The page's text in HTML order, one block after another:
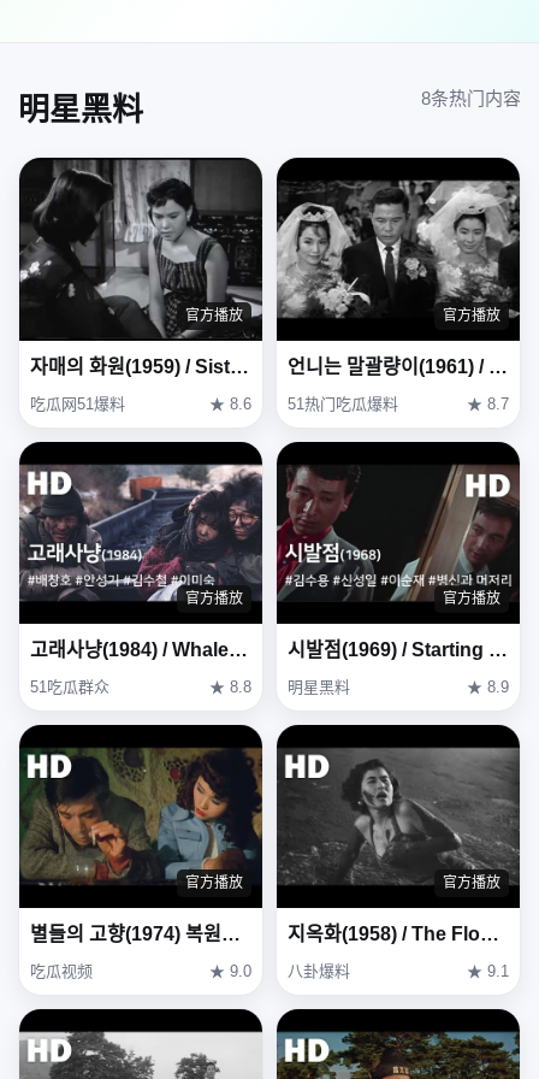
明星黑料 8条热门内容
官方播放
자매의 화원(1959) / Sisters' Garden (Jamaeui Hwawon)
吃瓜网51爆料 ★ 8.6
官方播放
언니는 말괄량이(1961) / My Sister Is a Hussy ( Eonni-neun Malgwallyang-i )
51热门吃瓜爆料 ★ 8.7
官方播放
고래사냥(1984) / Whale Hunting (Goraesanyang)
51吃瓜群众 ★ 8.8
官方播放
시발점(1969) / Starting Point (Sibaljeom)
明星黑料 ★ 8.9
官方播放
별들의 고향(1974) 복원본 / Heavenly homecoming to stars (Byeoldeul-ui gohyang) Restoration Ver
吃瓜视频 ★ 9.0
官方播放
지옥화(1958) / The Flower in Hell (Ji-ok-hwa)
八卦爆料 ★ 9.1